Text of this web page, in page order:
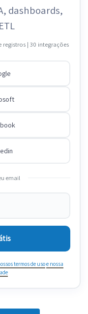
dashboards,
registros | 30 integrações
email
termos de usoe nossa